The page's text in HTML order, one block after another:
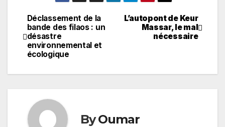
Navigation
de
l’article
L’autopont de Keur
Massar, le mal
nécessaire
Déclassement de la
bande des filaos : un
désastre
environnemental et
écologique
ByOumar